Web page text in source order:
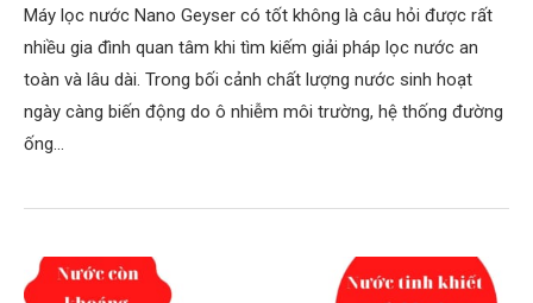
Máy lọc nước Nano Geyser có tốt không là câu hỏi được rất
nhiều gia đình quan tâm khi tìm kiếm giải pháp lọc nước an
toàn và lâu dài. Trong bối cảnh chất lượng nước sinh hoạt
ngày càng biến động do ô nhiễm môi trường, hệ thống đường
ống…